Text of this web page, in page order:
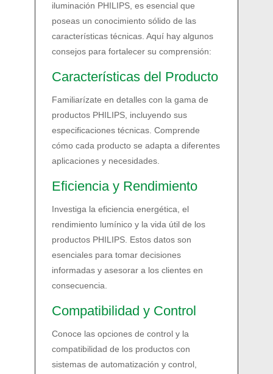
iluminación PHILIPS, es esencial que
poseas un conocimiento sólido de las
características técnicas. Aquí hay algunos
consejos para fortalecer su comprensión:
Características del Producto
Familiarízate en detalles con la gama de
productos PHILIPS, incluyendo sus
especificaciones técnicas. Comprende
cómo cada producto se adapta a diferentes
aplicaciones y necesidades.
Eficiencia y Rendimiento
Investiga la eficiencia energética, el
rendimiento lumínico y la vida útil de los
productos PHILIPS. Estos datos son
esenciales para tomar decisiones
informadas y asesorar a los clientes en
consecuencia.
Compatibilidad y Control
Conoce las opciones de control y la
compatibilidad de los productos con
sistemas de automatización y control,